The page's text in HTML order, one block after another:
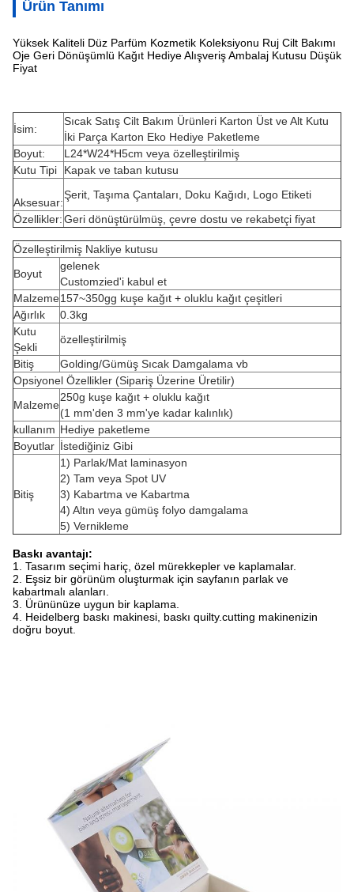
Ürün Tanımı
Yüksek Kaliteli Düz Parfüm Kozmetik Koleksiyonu Ruj Cilt Bakımı
Oje Geri Dönüşümlü Kağıt Hediye Alışveriş Ambalaj Kutusu Düşük
Fiyat
İsim:
Sıcak Satış Cilt Bakım Ürünleri Karton Üst ve Alt Kutu
İki Parça Karton Eko Hediye Paketleme
Boyut:
L24*W24*H5cm veya özelleştirilmiş
Kutu Tipi
Kapak ve taban kutusu
Aksesuar:
Şerit, Taşıma Çantaları, Doku Kağıdı, Logo Etiketi
Özellikler:Geri dönüştürülmüş, çevre dostu ve rekabetçi fiyat
Özelleştirilmiş Nakliye kutusu
Boyut
gelenek
Customzied'i kabul et
Malzeme157~350gg kuşe kağıt + oluklu kağıt çeşitleri
Ağırlık
0.3kg
Kutu
Şekli
özelleştirilmiş
Bitiş
Golding/Gümüş Sıcak Damgalama vb
Opsiyonel Özellikler (Sipariş Üzerine Üretilir)
Malzeme
250g kuşe kağıt + oluklu kağıt
(1 mm'den 3 mm'ye kadar kalınlık)
kullanım Hediye paketleme
Boyutlar İstediğiniz Gibi
Bitiş
1) Parlak/Mat laminasyon
2) Tam veya Spot UV
3) Kabartma ve Kabartma
4) Altın veya gümüş folyo damgalama
5) Vernikleme
Baskı avantajı:
1. Tasarım seçimi hariç, özel mürekkepler ve kaplamalar.
2. Eşsiz bir görünüm oluşturmak için sayfanın parlak ve
kabartmalı alanları.
3. Ürününüze uygun bir kaplama.
4. Heidelberg baskı makinesi, baskı quilty.cutting makinenizin
doğru boyut.